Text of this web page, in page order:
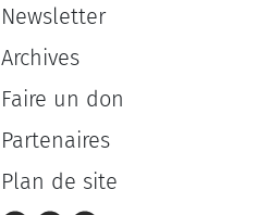
Newsletter
Archives
Faire un don
Partenaires
Plan de site